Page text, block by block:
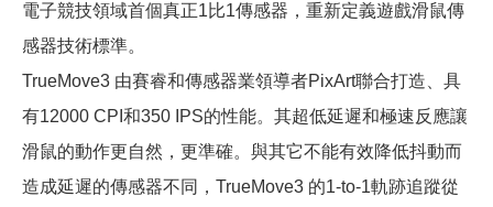
電子競技領域首個真正1比1傳感器，重新定義遊戲滑鼠傳
感器技術標準。
TrueMove3 由賽睿和傳感器業領導者PixArt聯合打造、具
有12000 CPI和350 IPS的性能。其超低延遲和極速反應讓
滑鼠的動作更自然，更準確。與其它不能有效降低抖動而
造成延遲的傳感器不同，TrueMove3 的1-to-1軌跡追蹤從